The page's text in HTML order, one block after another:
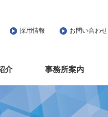
採用情報 お問い合わせ
介 事務所案内